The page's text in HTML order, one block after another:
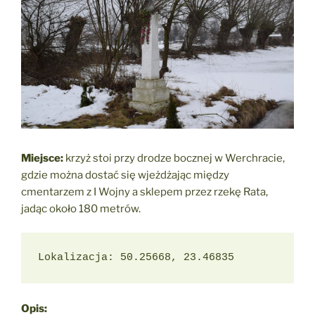
Miejsce: krzyż stoi przy drodze bocznej w Werchracie,
gdzie można dostać się wjeżdżając między
cmentarzem z I Wojny a sklepem przez rzekę Rata,
jadąc około 180 metrów.
Lokalizacja: 50.25668, 23.46835
Opis: